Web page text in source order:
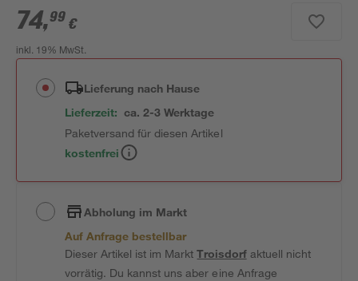
74,99 €
inkl. 19% MwSt.
Lieferung nach Hause
Lieferzeit: ca. 2-3 Werktage
Paketversand für diesen Artikel
kostenfrei
Abholung im Markt
Auf Anfrage bestellbar
Dieser Artikel ist im MarktTroisdorfaktuell nicht
vorrätig. Du kannst uns aber eine Anfrage